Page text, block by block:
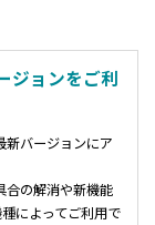
ジョンをご利
新バージョンにア
合の解消や新機能
種によってご利用で